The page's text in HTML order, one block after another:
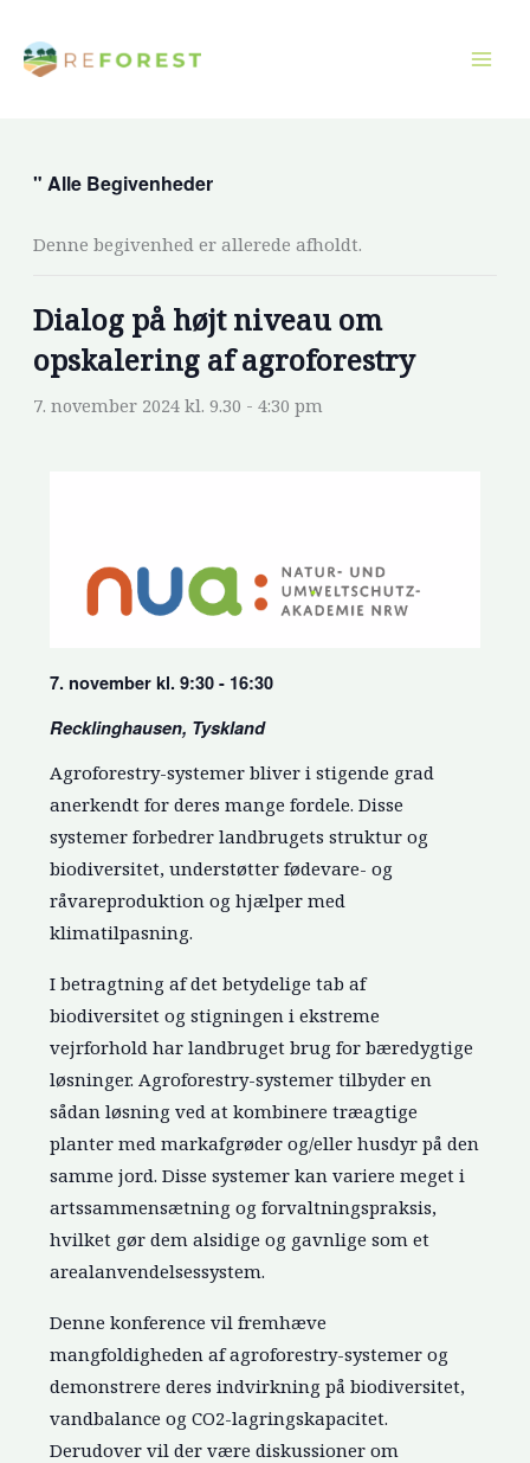
indholdet
" Alle Begivenheder
Denne begivenhed er allerede afholdt.
Dialog på højt niveau om
opskalering af agroforestry
7. november 2024 kl. 9.30 - 4:30 pm
7. november kl. 9:30 - 16:30
Recklinghausen, Tyskland
Agroforestry-systemer bliver i stigende grad
anerkendt for deres mange fordele. Disse
systemer forbedrer landbrugets struktur og
biodiversitet, understøtter fødevare- og
råvareproduktion og hjælper med
klimatilpasning.
I betragtning af det betydelige tab af
biodiversitet og stigningen i ekstreme
vejrforhold har landbruget brug for bæredygtige
løsninger. Agroforestry-systemer tilbyder en
sådan løsning ved at kombinere træagtige
planter med markafgrøder og/eller husdyr på den
samme jord. Disse systemer kan variere meget i
artssammensætning og forvaltningspraksis,
hvilket gør dem alsidige og gavnlige som et
arealanvendelsessystem.
Denne konference vil fremhæve
mangfoldigheden af agroforestry-systemer og
demonstrere deres indvirkning på biodiversitet,
vandbalance og CO2-lagringskapacitet.
Derudover vil der være diskussioner om